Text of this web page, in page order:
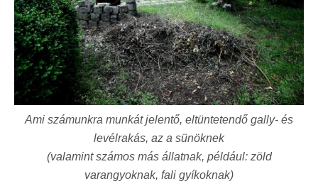
Ami számunkra munkát jelentő, eltüntetendő gally- és
levélrakás, az a sünöknek
(valamint számos más állatnak, például: zöld
varangyoknak, fali gyíkoknak)